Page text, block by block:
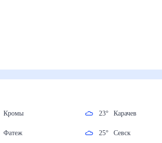
Кромы
Фатеж
23° Карачев
25° Севск